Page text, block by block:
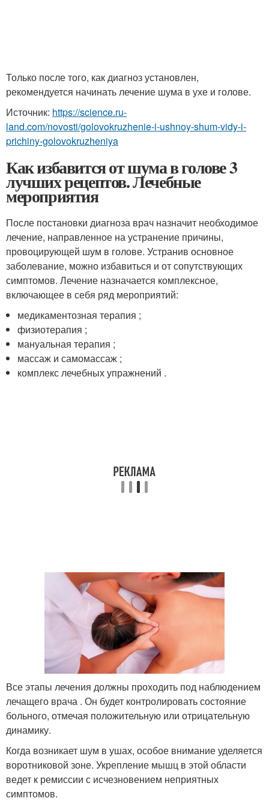
Только после того, как диагноз установлен,
рекомендуется начинать лечение шума в ухе и голове.
Источник: https://science.ru-
land.com/novosti/golovokruzhenie-i-ushnoy-shum-vidy-i-
prichiny-golovokruzheniya
Как избавится от шума в голове 3
лучших рецептов. Лечебные
мероприятия
После постановки диагноза врач назначит необходимое
лечение, направленное на устранение причины,
провоцирующей шум в голове. Устранив основное
заболевание, можно избавиться и от сопутствующих
симптомов. Лечение назначается комплексное,
включающее в себя ряд мероприятий:
медикаментозная терапия ;
физиотерапия ;
мануальная терапия ;
массаж и самомассаж ;
комплекс лечебных упражнений .
Все этапы лечения должны проходить под наблюдением
лечащего врача . Он будет контролировать состояние
больного, отмечая положительную или отрицательную
динамику.
Когда возникает шум в ушах, особое внимание уделяется
воротниковой зоне. Укрепление мышц в этой области
ведет к ремиссии с исчезновением неприятных
симптомов.